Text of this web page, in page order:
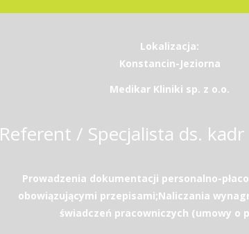
Lokalizacja:
Konstancin-Jeziorna
Medikar Kliniki sp. z o.o.
Referent / Specjalista ds. kadr
Prowadzenia dokumentacji personalno-
obowiązującymi przepisami;Naliczania
świadczeń pracowniczych (umowy o